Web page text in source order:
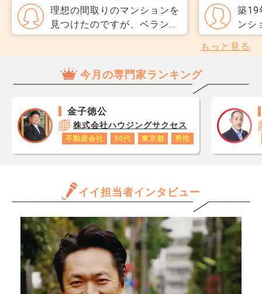
だと思うのですが、友人には
専任をおすすめされました。
それぞれメリットデメリット
直、
のか
だ、
スコ
が1
です
あり
ロで
だけ
ます
きる
か、
専門
理想の間取りのマンションを
見つけたのですが、ベランダ
が西向きで、夏場かなり暑そ
することじゃなくない？と言
いますが、結構気にするタイ
際の人気はどうでしょうか？
築19
ンシ
今年
まり
相場
程で
しま
貯蓄
く早
金額
等あ
ろし
もっと見る
今月の専門家ランキング
金子徳公
株式会社ハウジングサクセス
不動産会社 50代 東京都 男性
イイ担当者インタビュー